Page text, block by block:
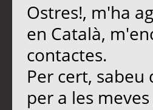
Ostres!, m'ha
en Català,
contactes.
Per cert,
per a les